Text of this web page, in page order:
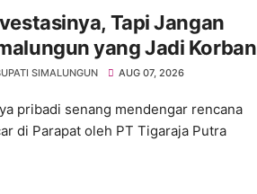
Tapi Jangan
yang Jadi Korban
SIMALUNGUN AUG 07, 2026
pribadi senang mendengar rencana
di Parapat oleh PT Tigaraja Putra